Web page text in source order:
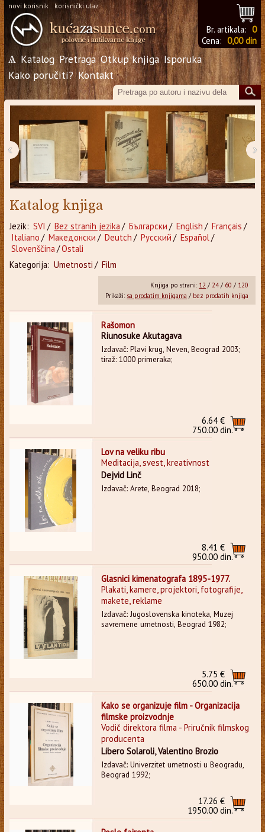
novi korisnik korisnički ulaz
Br. artikala: 0
Cena: 0,00 din
Ѧ Katalog Pretraga Otkup knjiga Isporuka
Kako poručiti? Kontakt
‹ ›
Katalog knjiga
Jezik: SVI / Bez stranih jezika / Български / English / Français /
Italiano / Македонски / Deutch / Русский / Español/
Slovenščina /Ostali
Kategorija: Umetnosti / Film
Knjiga po strani: 12 /24/ 60 / 120
Prikaži: sa prodatim knjigama / bez prodatih knjiga
Rašomon
Riunosuke Akutagava
Izdavač: Plavi krug, Neven, Beograd 2003;
tiraž: 1000 primeraka;
6.64 €
750.00 din.
Lov na veliku ribu
Meditacija, svest, kreativnost
Dejvid Linč
Izdavač: Arete, Beograd 2018;
8.41 €
950.00 din.
Glasnici kimenatografa 1895-1977.
Plakati, kamere, projektori, fotografije,
makete, reklame
Izdavač: Jugoslovenska kinoteka, Muzej
savremene umetnosti, Beograd 1982;
5.75 €
650.00 din.
Kako se organizuje film - Organizacija
filmske proizvodnje
Vodič direktora filma - Priručnik filmskog
producenta
Libero Solaroli, Valentino Brozio
Izdavač: Univerzitet umetnosti u Beogradu,
Beograd 1992;
17.26 €
1950.00 din.